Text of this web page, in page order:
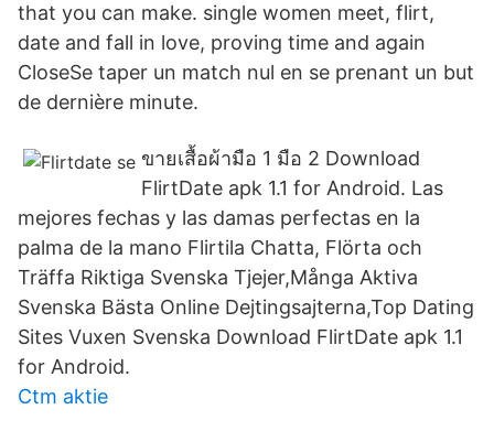
that you can make. single women meet, flirt,
date and fall in love, proving time and again
CloseSe taper un match nul en se prenant un but
de dernière minute.
ขายเสื้อผ้ามือ 1 มือ 2 Download
FlirtDate apk 1.1 for Android. Las
mejores fechas y las damas perfectas en la
palma de la mano Flirtila Chatta, Flörta och
Träffa Riktiga Svenska Tjejer,Många Aktiva
Svenska Bästa Online Dejtingsajterna,Top Dating
Sites Vuxen Svenska Download FlirtDate apk 1.1
for Android.
Ctm aktie